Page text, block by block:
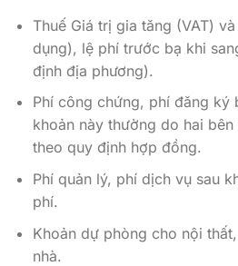
Thuế Giá trị gia tăng (VAT)
dụng), lệ phí trước bạ khi
định địa phương).
Phí công chứng, phí đăng ký
khoản này thường do hai
theo quy định hợp đồng.
Phí quản lý, phí dịch vụ sau
phí.
Khoản dự phòng cho nội
nhà.